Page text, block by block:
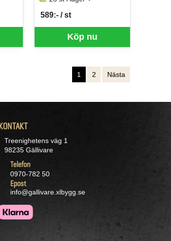
Köp nu
589:- / st
SEK per ST
1 2 Nästa
Treenighetens väg 1
98235 Gällivare
Telefon
0970-782 50
Epost
info@gallivare.xlbygg.se